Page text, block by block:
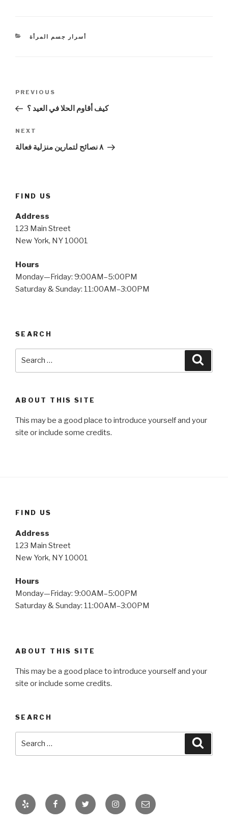
CATEGORIES
أسرار جسم المرأة
Post
Previous
Post
PREVIOUS
كيف أقاوم الحلا في العيد ؟
Next
Post
NEXT
٨ نصائح لتمارين منزلية فعالة
FIND US
Address
123 Main Street
New York, NY 10001
Hours
Monday—Friday: 9:00AM–5:00PM
Saturday & Sunday: 11:00AM–3:00PM
SEARCH
ABOUT THIS SITE
This may be a good place to introduce yourself and your
site or include some credits.
FIND US
Address
123 Main Street
New York, NY 10001
Hours
Monday—Friday: 9:00AM–5:00PM
Saturday & Sunday: 11:00AM–3:00PM
ABOUT THIS SITE
This may be a good place to introduce yourself and your
site or include some credits.
SEARCH
Yelp FacebookTwitter InstagramEmail